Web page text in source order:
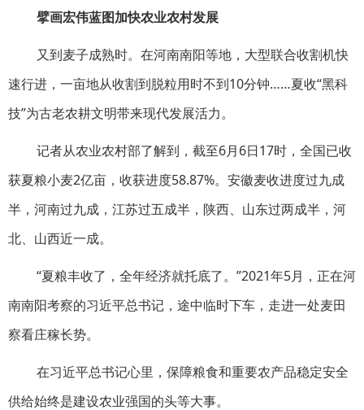
擘画宏伟蓝图加快农业农村发展
又到麦子成熟时。在河南南阳等地，大型联合收割机快
速行进，一亩地从收割到脱粒用时不到10分钟……夏收“黑科
技”为古老农耕文明带来现代发展活力。
记者从农业农村部了解到，截至6月6日17时，全国已收
获夏粮小麦2亿亩，收获进度58.87%。安徽麦收进度过九成
半，河南过九成，江苏过五成半，陕西、山东过两成半，河
北、山西近一成。
“夏粮丰收了，全年经济就托底了。”2021年5月，正在河
南南阳考察的习近平总书记，途中临时下车，走进一处麦田
察看庄稼长势。
在习近平总书记心里，保障粮食和重要农产品稳定安全
供给始终是建设农业强国的头等大事。